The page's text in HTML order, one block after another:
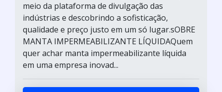
meio da plataforma de divulgação das
indústrias e descobrindo a sofisticação,
qualidade e preço justo em um só lugar.sOBRE
MANTA IMPERMEABILIZANTE LÍQUIDAQuem
quer achar manta impermeabilizante líquida
em uma empresa inovad...